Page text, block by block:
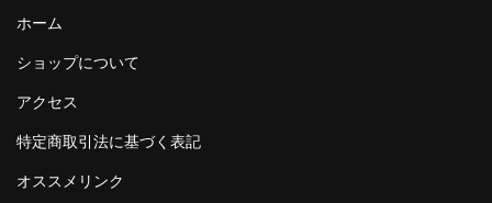
ホーム
ショップについて
アクセス
特定商取引法に基づく表記
オススメリンク